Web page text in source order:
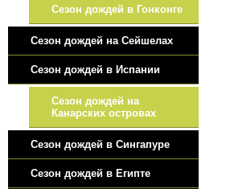
Сезон дождей в Гонконге
Сезон дождей на Сейшелах
Сезон дождей в Испании
Cезон дождей на
Канарских островах
Сезон дождей в Сингапуре
Сезон дождей в Египте